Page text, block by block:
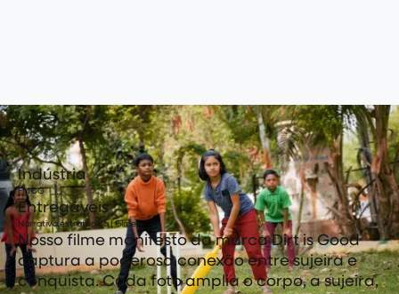
Indústria
FMCG
Entregáveis
Narrativa estratégica | Filme
Nosso filme manifesto da marca Dirt is Good
captura a poderosa conexão entre sujeira e
conquista. Cada foto amplia o corpo, a sujeira,